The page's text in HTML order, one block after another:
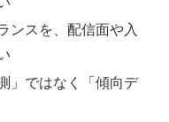
ンスを、配信面や入
」ではなく「傾向デ